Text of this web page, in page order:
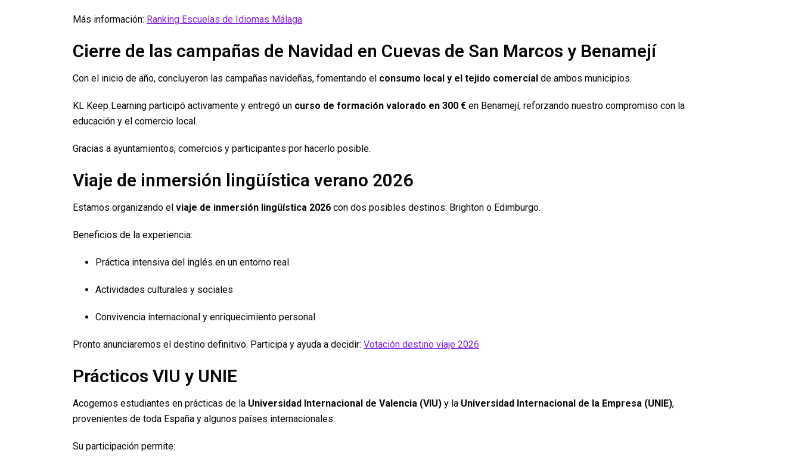
Más información: Ranking Escuelas de Idiomas Málaga
Cierre de las campañas de Navidad en Cuevas de San Marcos y Benamejí
Con el inicio de año, concluyeron las campañas navideñas, fomentando el consumo local y el tejido comercial de ambos municipios.
KL Keep Learning participó activamente y entregó un curso de formación valorado en 300 € en Benamejí, reforzando nuestro compromiso con la
educación y el comercio local.
Gracias a ayuntamientos, comercios y participantes por hacerlo posible.
Viaje de inmersión lingüística verano 2026
Estamos organizando el viaje de inmersión lingüística 2026 con dos posibles destinos: Brighton o Edimburgo.
Beneficios de la experiencia:
Práctica intensiva del inglés en un entorno real
Actividades culturales y sociales
Convivencia internacional y enriquecimiento personal
Pronto anunciaremos el destino definitivo. Participa y ayuda a decidir: Votación destino viaje 2026
Prácticos VIU y UNIE
Acogemos estudiantes en prácticas de la Universidad Internacional de Valencia (VIU) y la Universidad Internacional de la Empresa (UNIE),
provenientes de toda España y algunos países internacionales.
Su participación permite: